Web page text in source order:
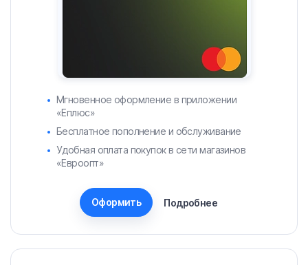
Мгновенное оформление в приложении
«Еплюс»
Бесплатное пополнение и обслуживание
Удобная оплата покупок в сети магазинов
«Евроопт»
Оформить Подробнее